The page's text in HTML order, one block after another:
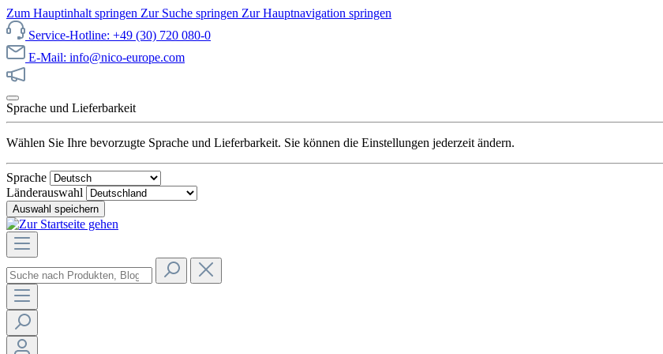
Zum Hauptinhalt springen Zur Suche springen Zur Hauptnavigation springen
Service-Hotline: +49 (30) 720 080-0
E-Mail: info@nico-europe.com
Sprache und Lieferbarkeit
Wählen Sie Ihre bevorzugte Sprache und Lieferbarkeit. Sie können die Einstellungen jederzeit ändern.
Sprache
Länderauswahl
Auswahl speichern